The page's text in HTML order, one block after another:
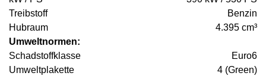
Treibstoff
Benzin
Hubraum
4.395 cm³
Umweltnormen:
Schadstoffklasse
Euro6
Umweltplakette
4 (Green)